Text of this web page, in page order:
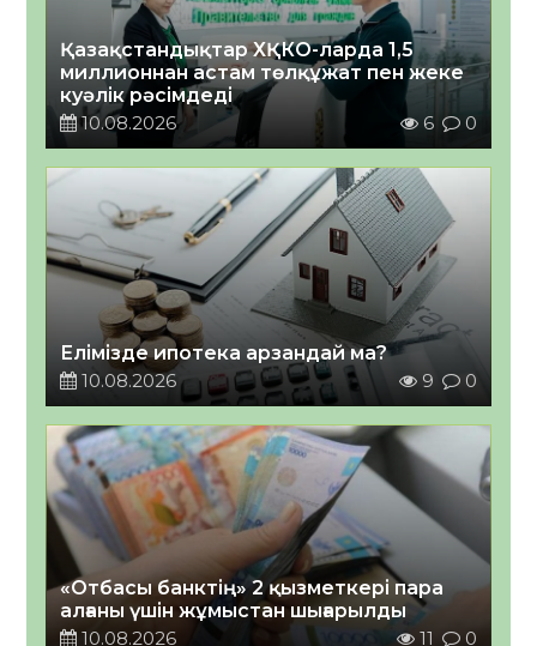
Қазақстандықтар ХҚКО-ларда 1,5
миллионнан астам төлқұжат пен жеке
куәлік рәсімдеді
10.08.2026
6 0
Елімізде ипотека арзандай ма?
10.08.2026
9 0
«Отбасы банктің» 2 қызметкері пара
алғаны үшін жұмыстан шығарылды
10.08.2026
11 0